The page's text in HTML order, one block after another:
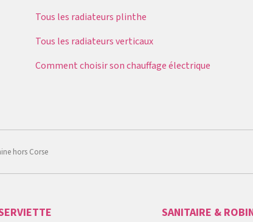
Tous les radiateurs plinthe
Tous les radiateurs verticaux
Comment choisir son chauffage électrique
hors Corse
SANITAIRE &